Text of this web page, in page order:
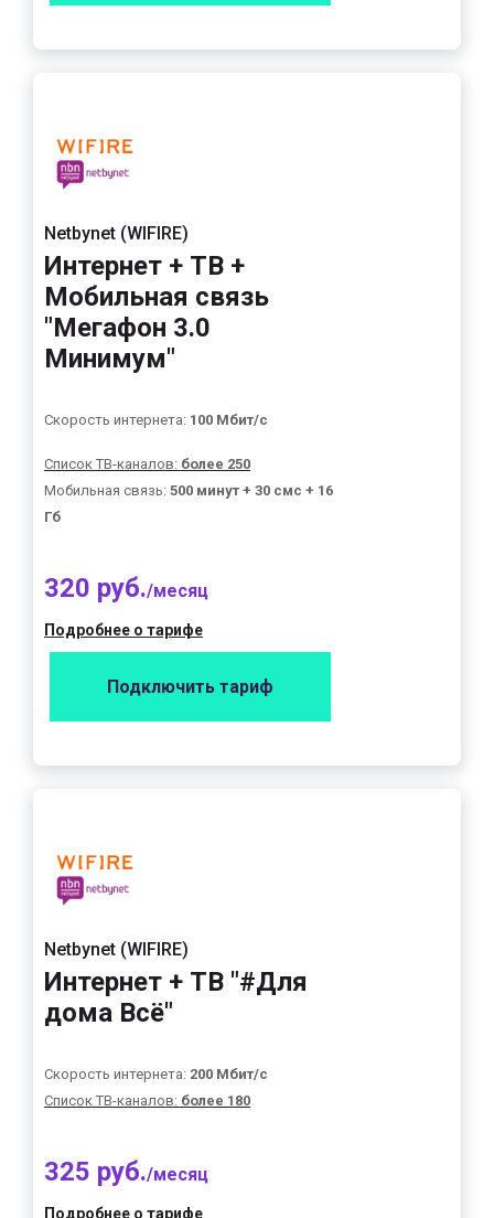
Netbynet (WIFIRE)
Интернет + ТВ +
Мобильная связь
"Мегафон 3.0
Минимум"
Скорость интернета: 100 Мбит/с
Список ТВ-каналов: более 250
Мобильная связь: 500 минут + 30 смс + 16
Гб
320 руб./месяц
Подробнее о тарифе
Подключить тариф
Netbynet (WIFIRE)
Интернет + ТВ "#Для
дома Всё"
Скорость интернета: 200 Мбит/с
Список ТВ-каналов: более 180
325 руб./месяц
Подробнее о тарифе